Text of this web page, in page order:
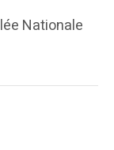
Nationale